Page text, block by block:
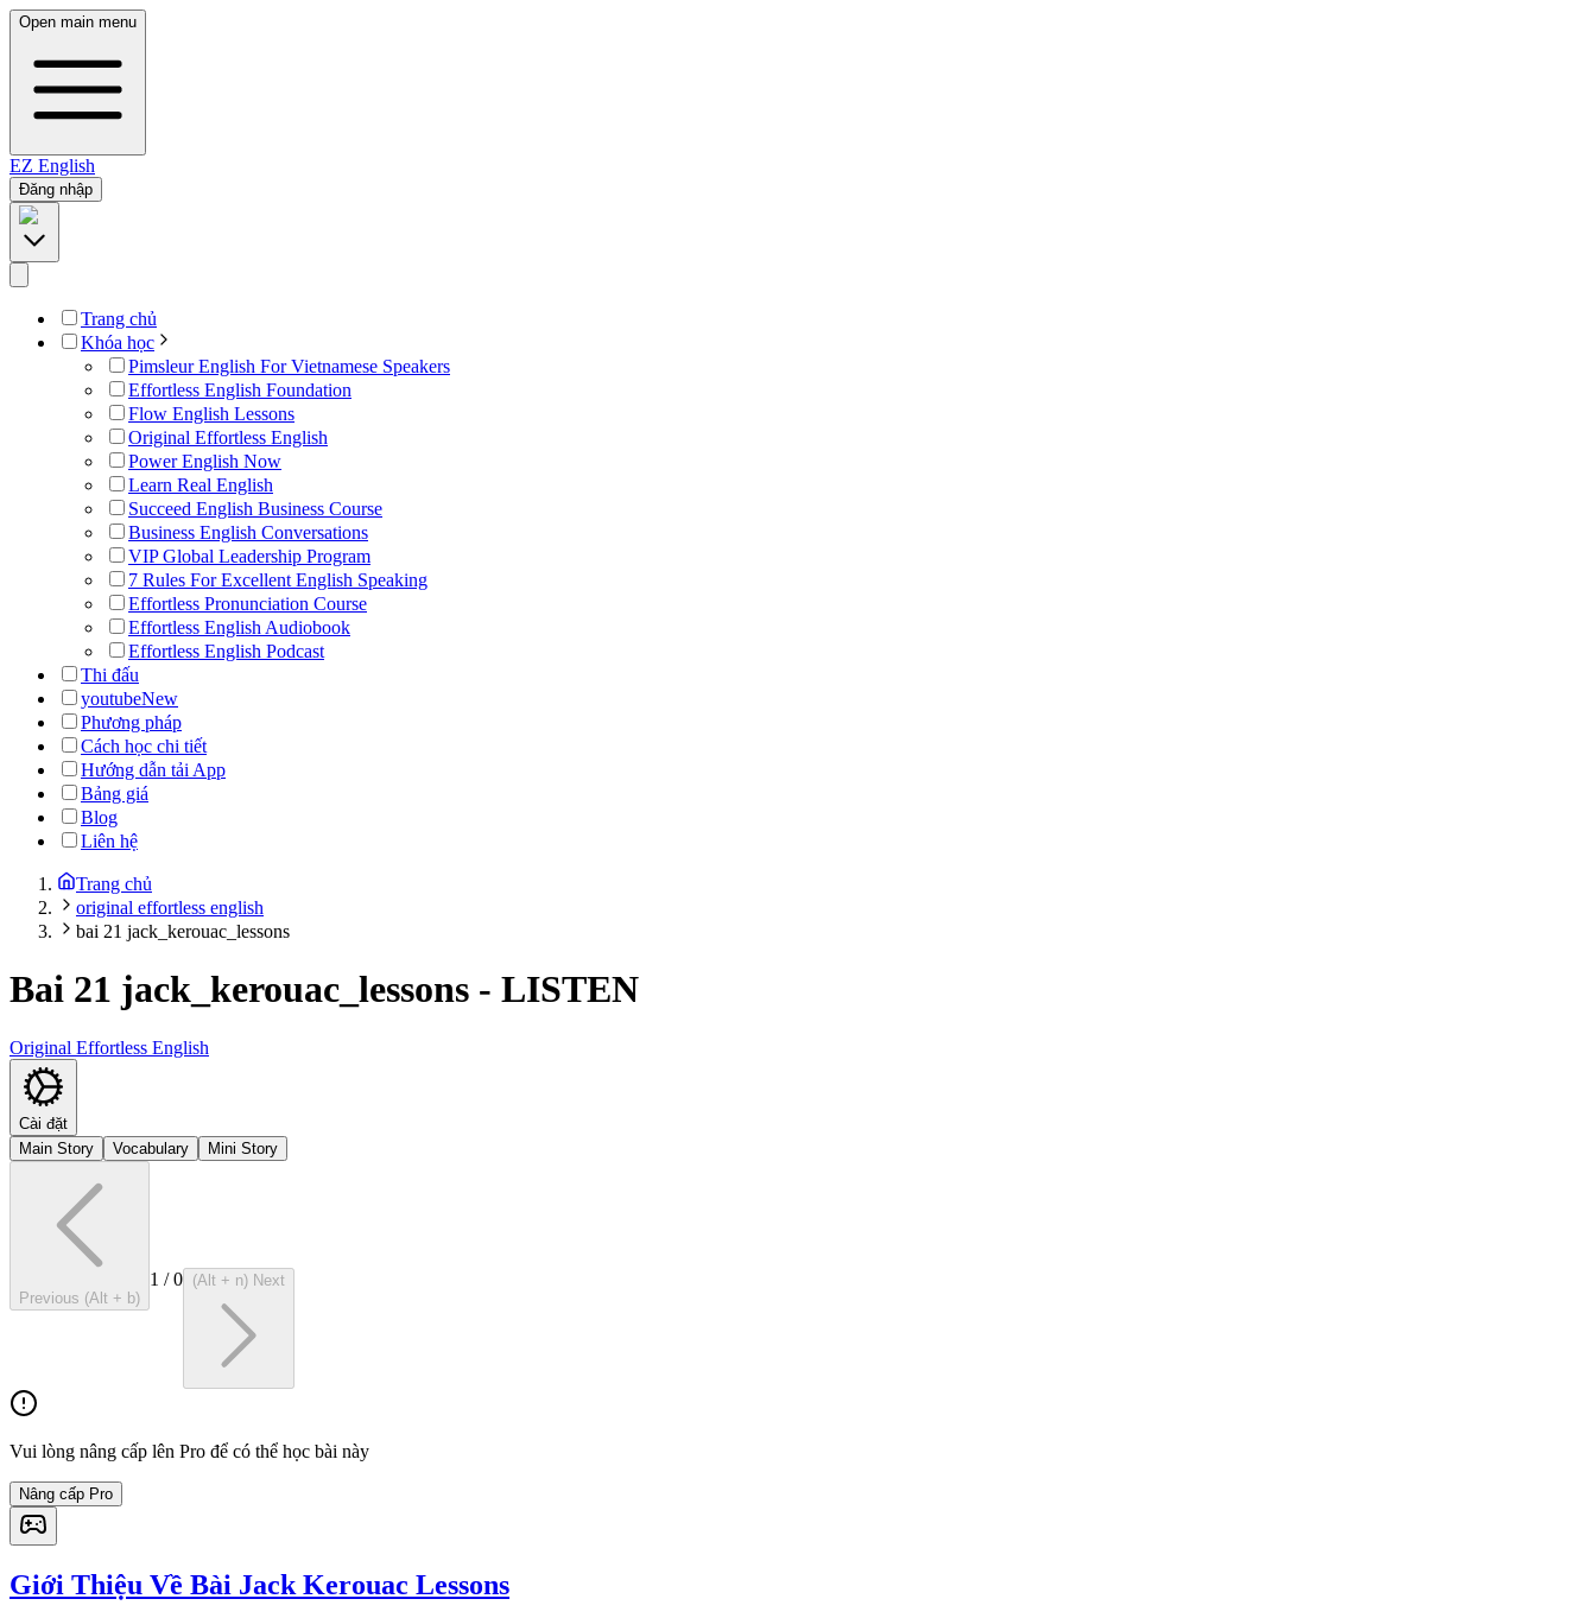
Open main menu
EZ English
Đăng nhập
Trang chủ
Khóa học
Pimsleur English For Vietnamese Speakers
Effortless English Foundation
Flow English Lessons
Original Effortless English
Power English Now
Learn Real English
Succeed English Business Course
Business English Conversations
VIP Global Leadership Program
7 Rules For Excellent English Speaking
Effortless Pronunciation Course
Effortless English Audiobook
Effortless English Podcast
Thi đấu
youtubeNew
Phương pháp
Cách học chi tiết
Hướng dẫn tải App
Bảng giá
Blog
Liên hệ
Trang chủ
original effortless english
bai 21 jack_kerouac_lessons
Bai 21 jack_kerouac_lessons - LISTEN
Original Effortless English
Cài đặt
Main Story
Vocabulary Mini Story
Previous (Alt + b)
1 /0 (Alt + n) Next
Vui lòng nâng cấp lên Pro để có thể học bài này
Nâng cấp Pro
Giới Thiệu Về Bài Jack Kerouac Lessons